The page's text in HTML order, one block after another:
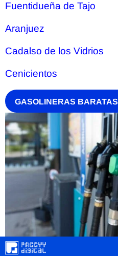
Fuentidueña de Tajo
Aranjuez
Cadalso de los Vidrios
Cenicientos
GASOLINERAS BARATAS